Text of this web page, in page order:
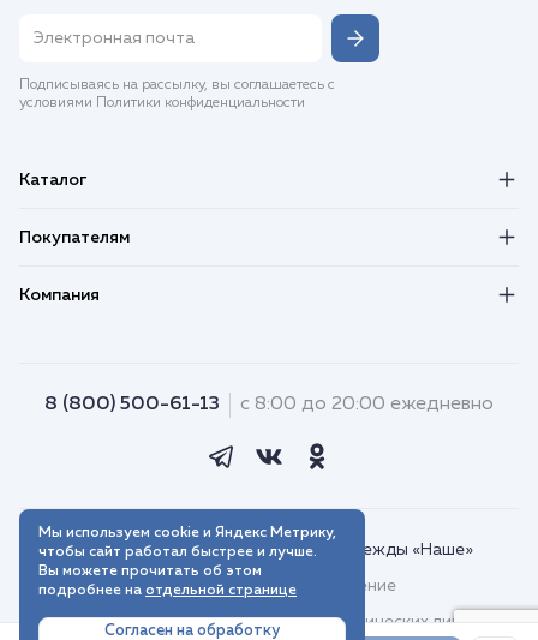
Подписываясь на рассылку, вы соглашаетесь с
условиями Политики конфиденциальности
Каталог
Покупателям
Компания
8 (800) 500-61-13 с 8:00 до 20:00 ежедневно
© 2018–2026. Интернет-магазин одежды «Наше»
Пользовательское соглашение
Договор присоединения для юридических лиц
Мы используем cookie и Яндекс Метрику,
чтобы сайт работал быстрее и лучше.
Вы можете прочитать об этом
подробнее на отдельной странице
Согласен на обработку